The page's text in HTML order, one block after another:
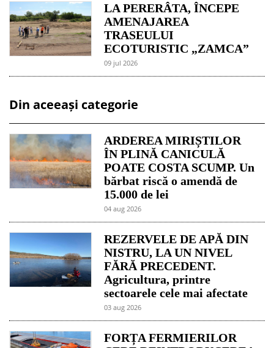
LA PERERÂTA, ÎNCEPE
AMENAJAREA
TRASEULUI
ECOTURISTIC „ZAMCA”
09 jul 2026
Din aceeași categorie
ARDEREA MIRIȘTILOR
ÎN PLINĂ CANICULĂ
POATE COSTA SCUMP. Un
bărbat riscă o amendă de
15.000 de lei
04 aug 2026
REZERVELE DE APĂ DIN
NISTRU, LA UN NIVEL
FĂRĂ PRECEDENT.
Agricultura, printre
sectoarele cele mai afectate
03 aug 2026
FORȚA FERMIERILOR